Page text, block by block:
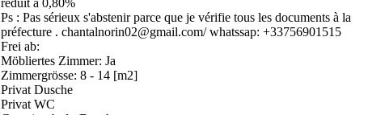
réduit à 0,80%
Ps : Pas sérieux s'abstenir parce que je vérifie tous les documents à la
préfecture . chantalnorin02@gmail.com/ whatssap: +33756901515
Frei ab:
Möbliertes Zimmer: Ja
Zimmergrösse: 8 - 14 [m2]
Privat Dusche
Privat WC